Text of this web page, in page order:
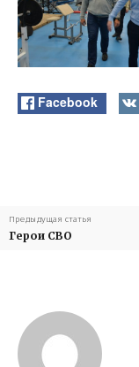
Facebook
Предыдущая статья
Герои СВО